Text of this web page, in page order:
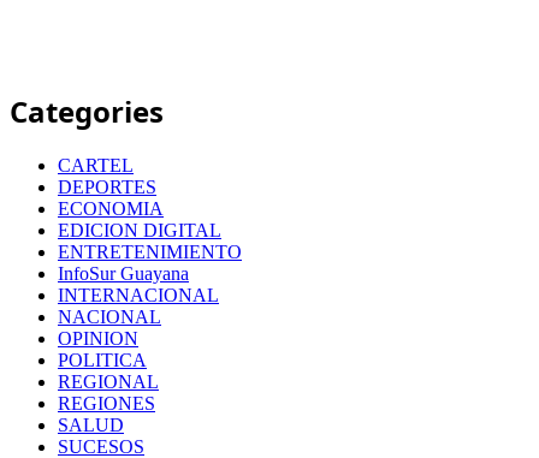
Categories
CARTEL
DEPORTES
ECONOMIA
EDICION DIGITAL
ENTRETENIMIENTO
InfoSur Guayana
INTERNACIONAL
NACIONAL
OPINION
POLITICA
REGIONAL
REGIONES
SALUD
SUCESOS